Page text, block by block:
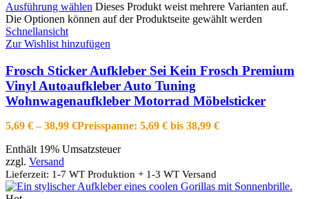
Ausführung wählen Dieses Produkt weist mehrere Varianten auf.
Die Optionen können auf der Produktseite gewählt werden
Schnellansicht
Zur Wishlist hinzufügen
Frosch Sticker Aufkleber Sei Kein Frosch Premium
Vinyl Autoaufkleber Auto Tuning
Wohnwagenaufkleber Motorrad Möbelsticker
5,69 € –38,99 €Preisspanne: 5,69 € bis 38,99 €
Enthält 19% Umsatzsteuer
zzgl. Versand
Lieferzeit: 1-7 WT Produktion + 1-3 WT Versand